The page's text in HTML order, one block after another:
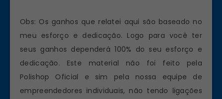
Obs: Os ganhos que relatei aqui são baseado no
meu esforço e dedicação. Logo para você ter
seus ganhos dependerá 100% do seu esforço e
dedicação. Este material não foi feito pela
Polishop Oficial e sim pela nossa equipe de
empreendedores individuais, não tendo ligações